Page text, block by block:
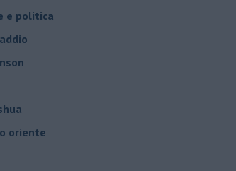
e politica
oriente